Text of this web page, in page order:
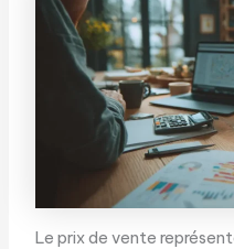
Le prix de vente